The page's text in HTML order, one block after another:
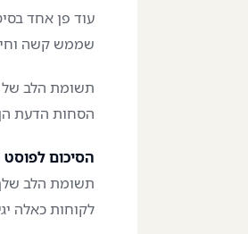
עוד פן אחד
שממש קשה
תשומת הלב של
הסחות הדעת
הסיכום
תשומת הלב
לקוחות כאלה